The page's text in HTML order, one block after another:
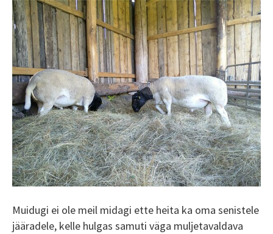
Muidugi ei ole meil midagi ette heita ka oma senistele
jääradele, kelle hulgas samuti väga muljetavaldava